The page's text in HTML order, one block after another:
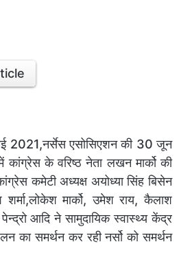
2021,नर्सेस एसोसिएशन की 30 जून
के वरिष्ठ नेता लखन मार्को की
कमेटी अध्यक्ष अयोध्या सिंह बिसेन
शर्मा,लोकेश मार्को, उमेश राय, कैलाश
आदि ने सामुदायिक स्वास्थ्य केंद्र
का समर्थन कर रही नर्सो को समर्थन